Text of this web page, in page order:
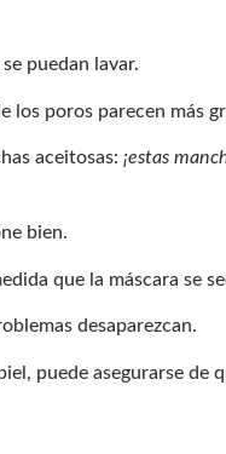
puedan lavar.
los poros parecen más
aceitosas: ¡estas
bien.
que la máscara se
desaparezcan.
puede asegurarse de